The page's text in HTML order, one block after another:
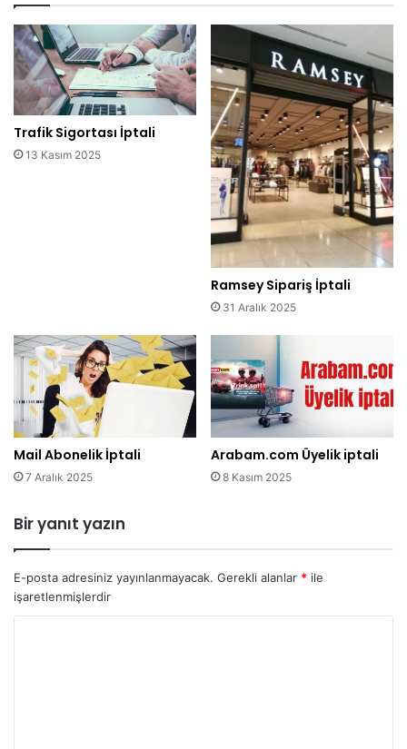
Trafik Sigortası İptali
13 Kasım 2025
Ramsey Sipariş İptali
31 Aralık 2025
Mail Abonelik İptali
7 Aralık 2025
Arabam.com Üyelik iptali
8 Kasım 2025
Bir yanıt yazın
E-posta adresiniz yayınlanmayacak. Gerekli alanlar * ile
işaretlenmişlerdir